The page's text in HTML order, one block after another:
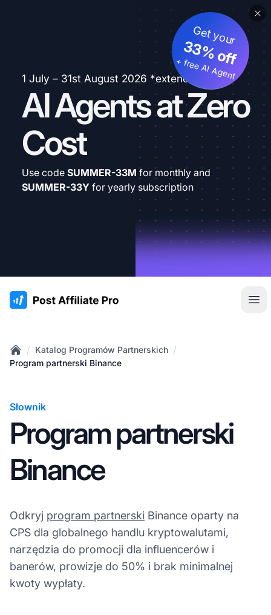
1 July – 31st August 2026 *extended
AI Agents at Zero
Cost
Get your
33% off
+ free AI Agent
Use code SUMMER-33M for monthly and
SUMMER-33Y for yearly subscription
:site.title
Home
/ Katalog Programów Partnerskich /
Program partnerski Binance
Słownik
Program partnerski
Binance
Odkryj program partnerski Binance oparty na
CPS dla globalnego handlu kryptowalutami,
narzędzia do promocji dla influencerów i
banerów, prowizje do 50% i brak minimalnej
kwoty wypłaty.